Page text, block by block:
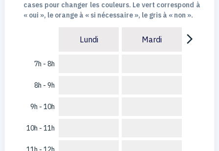
cases pour changer les couleurs. Le vert correspond à
« oui », le orange à « si nécessaire », le gris à « non ».
7h - 8h
8h - 9h
9h - 10h
10h - 11h
Lundi Mardi arrow_forward_ios